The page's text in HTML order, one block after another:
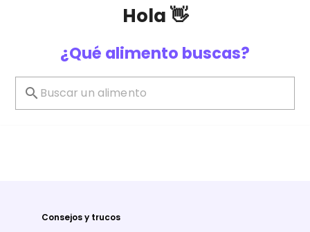
Hola 👋
¿Qué alimento buscas?
Consejos y trucos